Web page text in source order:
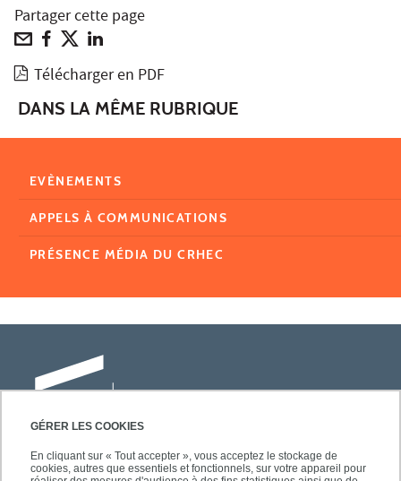
GÉRER LES COOKIES
En cliquant sur « Tout accepter », vous acceptez le stockage de
cookies, autres que essentiels et fonctionnels, sur votre appareil pour
Partager cette page
Télécharger en PDF
DANS LA MÊME RUBRIQUE
EVÈNEMENTS
APPELS À COMMUNICATIONS
PRÉSENCE MÉDIA DU CRHEC
Université Paris-Est Créteil